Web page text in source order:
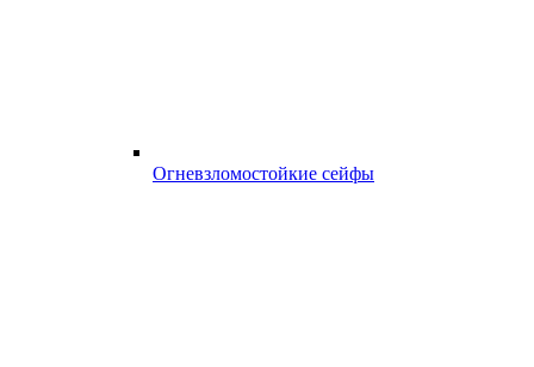
Огневзломостойкие сейфы